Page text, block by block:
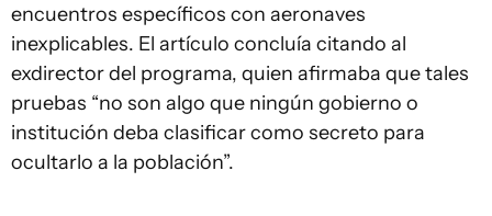
encuentros específicos con aeronaves
inexplicables. El artículo concluía citando al
exdirector del programa, quien afirmaba que tales
pruebas “no son algo que ningún gobierno o
institución deba clasificar como secreto para
ocultarlo a la población”.